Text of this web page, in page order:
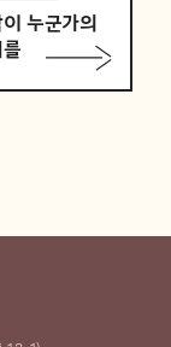
누군가의